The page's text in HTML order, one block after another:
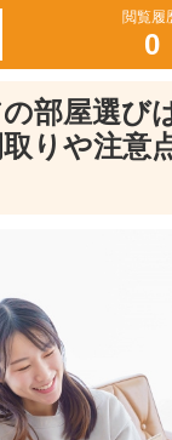
閲覧履
0
部屋選び
りや注意